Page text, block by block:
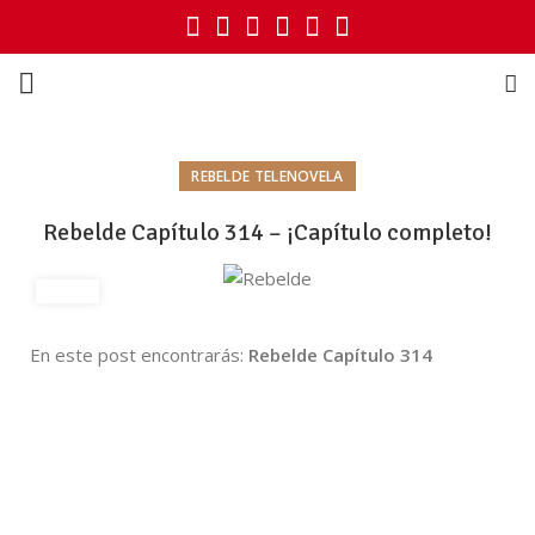
REBELDE TELENOVELA
Rebelde Capítulo 314 – ¡Capítulo completo!
En este post encontrarás: Rebelde Capítulo 314